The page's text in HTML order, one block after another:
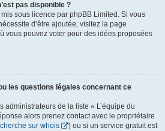
pas disponible ?
sous licence par phpBB Limited. Si vous
d’être ajoutée, visitez la page
vous pouvez voter pour des idées proposées
les questions légales concernant ce
administrateurs de la liste « L’équipe du
alors prenez contact avec le propriétaire
sur whois
) ou si un service gratuit est